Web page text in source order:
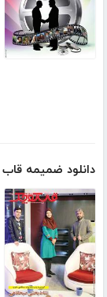
دانلود ضمیمه قاب